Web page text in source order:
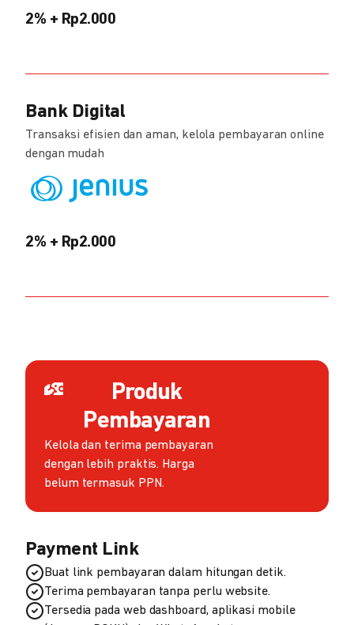
2% + Rp2.000
Bank Digital
Transaksi efisien dan aman, kelola pembayaran online
dengan mudah
2% + Rp2.000
Produk
Pembayaran
Kelola dan terima pembayaran
dengan lebih praktis. Harga
belum termasuk PPN.
Payment Link
Buat link pembayaran dalam hitungan detik.
Terima pembayaran tanpa perlu website.
Tersedia pada web dashboard, aplikasi mobile